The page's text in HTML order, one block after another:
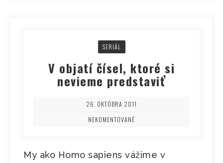
SERIÁL
V objatí čísel, ktoré si
nevieme predstaviť
26. OKTÓBRA 2011
NEKOMENTOVANÉ
My ako Homo sapiens vážime v